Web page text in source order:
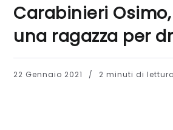
Carabinieri
una ragazza per
22 Gennaio 2021 2 minuti di lettura